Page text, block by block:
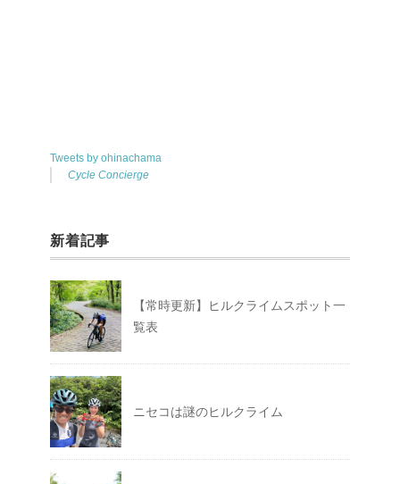
Tweets by ohinachama
Cycle Concierge
新着記事
【常時更新】ヒルクライムスポット一
覧表
ニセコは謎のヒルクライム